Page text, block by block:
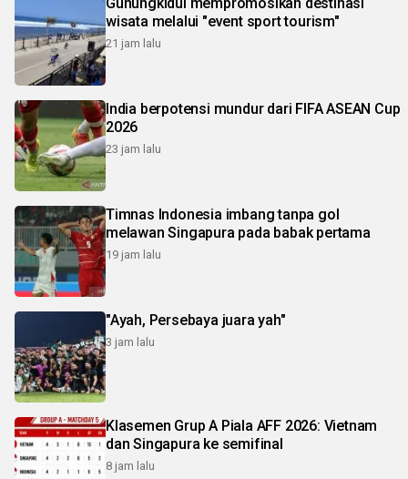
Gunungkidul mempromosikan destinasi
wisata melalui "event sport tourism"
21 jam lalu
India berpotensi mundur dari FIFA ASEAN Cup
2026
23 jam lalu
Timnas Indonesia imbang tanpa gol
melawan Singapura pada babak pertama
19 jam lalu
"Ayah, Persebaya juara yah"
3 jam lalu
Klasemen Grup A Piala AFF 2026: Vietnam
dan Singapura ke semifinal
8 jam lalu